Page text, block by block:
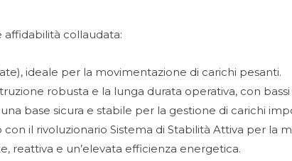
collaudata:
ideale per la movimentazione di carichi pesanti.
robusta e la lunga durata operativa, con
base sicura e stabile per la gestione di carichi
con il rivoluzionario Sistema di Stabilità Attiva per la
reattiva e un’elevata efficienza energetica.